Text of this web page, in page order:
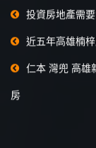
投資房地產需
近五年高雄楠
仁本 灣兜 高雄
房